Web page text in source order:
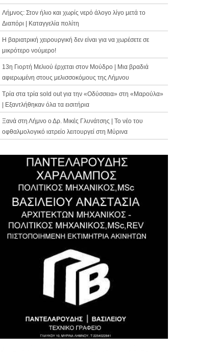
Λήμνος: Στον ήλιο και χωρίς νερό άλογο λίγο μετά το
Διαπόρι | Καταγγελία πολίτη
Η βαριατρική χειρουργική δεν είναι για να χωρέσετε σε
μικρότερο νούμερο!
13η Γιορτή Μελιού έρχεται στον Μούδρο | Μια βραδιά
αφιερωμένη στους μελισσοκόμους της Λήμνου
Τρία στα τρία sold out για την «Οδύσσεια» στη «Μαρούλα»
| Εξαντλήθηκαν όλα τα εισιτήρια
Ξανά στη Λήμνο ο Δρ. Μικές Γλυνάτσης | Το νέο του
οφθαλμολογικό ιατρείο λειτουργεί στη Μύρινα